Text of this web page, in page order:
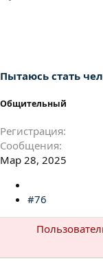
Пытаюсь стать
Общительный
Регистрация
Сообщения
Мар 28, 2025
#76